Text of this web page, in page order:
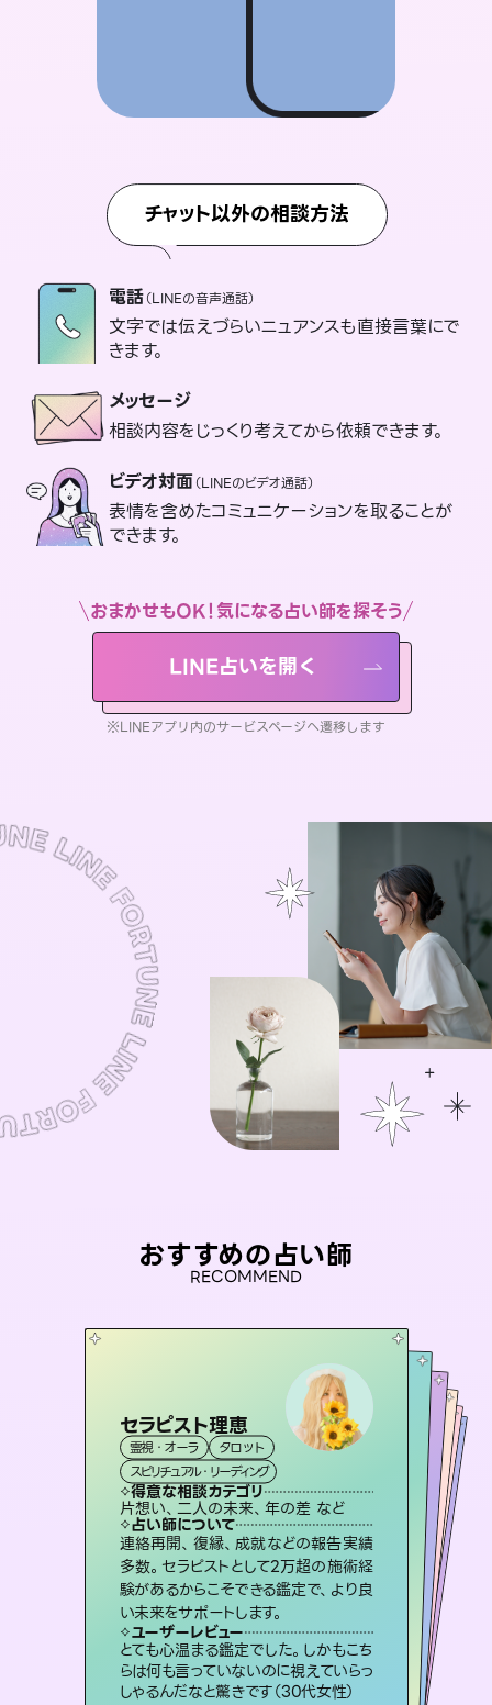
チャット以外の相談方法
電話（LINEの音声通話）
文字では伝えづらいニュアンスも直接言葉にで
きます。
メッセージ
相談内容をじっくり考えてから依頼できます。
ビデオ対面（LINEのビデオ通話）
表情を含めたコミュニケーションを取ることが
できます。
おまかせもOK！気になる占い師を探そう
LINE占いを開く
※LINEアプリ内のサービスページへ遷移します
おすすめの占い師
RECOMMEND
セラピスト理恵
霊視・オーラ
タロット
スピリチュアル・リーディング
得意な相談カテゴリ
片想い、二人の未来、年の差 など
占い師について
連絡再開、復縁、成就などの報告実績
多数。セラピストとして2万超の施術経
験があるからこそできる鑑定で、より良
い未来をサポートします。
ユーザーレビュー
とても心温まる鑑定でした。しかもこち
らは何も言っていないのに視えていらっ
しゃるんだなと驚きです（30代女性）
彗望（すいぼう）
霊視・オーラ 透視
スピリチュアル・リーディング
得意な相談カテゴリ
片想い、あの人の気持ち、復縁 など
占い師について
3,700年以上の歴史を持つ東洋最古の
占術「易占」で詳細まで占い、幸せへ向
かう道筋を示します。厳しい結果にも具
体的な対策をお伝えします。
ユーザーレビュー
複雑な背景もしっかり聞いて鑑定して
いただけました。気持ちが楽になりまし
た（50代 女性）
アイリス -iris-
西洋占星術 タロット
ルーン
得意な相談カテゴリ
恋愛総合、片想い、二人の未来 など
占い師について
復縁、恋愛、不倫の行方、同性愛や片
思い、仕事関係や借金問題まで知りた
いことや心の負担になっていることを
紐解き、背中をそっと押して導きます。
ユーザーレビュー
安心感のあり、言い切ってくれる所や濁
さない鑑定のおかげで、毎回自分の気
持ちを整えられます（30代 男性）
おう 霊感オラクル
霊視・オーラ
オラクルカード
得意な相談カテゴリ
恋愛総合、あの人の気持ち など
占い師について
霊視×オラクルカードを使って「今」と「未来」そして「気になるあの人の気持ち」まで丁寧に読み解き、恋や人生のヒントを優しく引き出します。
ユーザーレビュー
不安な気持ちが嘘みたいに晴れまし
た…！よく視えていらっしゃるんだなと
感じました（40代 女性）
桃源珠羽
霊視・オーラ
スピリチュアル・リーディング
得意な相談カテゴリ
片想い、あの人の気持ち、復縁 など
占い師について
恋愛のお悩みの中でも特に「曖昧な関
係」の相談を得意としており、友達以上
恋人未満なお相手との今後や本音を丁
寧に読み解き恋愛成就へと導きます。
ユーザーレビュー
鑑定していただいてアドバイス通りに行
動すると仲が復活してきました。ありが
とうございました（40代 女性）
未来視師＊花
霊視・オーラ 心理学
スピリチュアル・リーディング
得意な相談カテゴリ
出逢い、片想い、復縁 など
占い師について
未来には何パターンもの選択肢があり
ます。不安で視えにくくなっているあな
たの素敵な未来を見つけ、その未来を
選択できるようアドバイスします。
ユーザーレビュー
職場の人の性質や人間関係、本心など
本当によく視えていてびっくり。対策が
打てて前向きになれます（40代）